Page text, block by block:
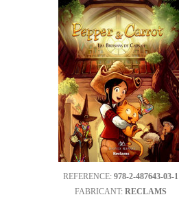
REFERENCE: 978-2-487643-03-1
FABRICANT: RECLAMS